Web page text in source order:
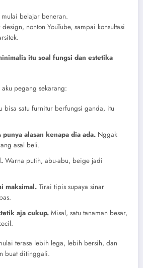
belajar beneran.
nonton YouTube, sampai konsultasi
itu soal fungsi dan estetika
pegang sekarang:
bisa satu furnitur berfungsi ganda, itu
alasan kenapa dia ada. Nggak
asal beli.
Warna putih, abu-abu, beige jadi
maksimal. Tirai tipis supaya sinar
aja cukup. Misal, satu tanaman besar,
terasa lebih lega, lebih bersih, dan
buat ditinggali.